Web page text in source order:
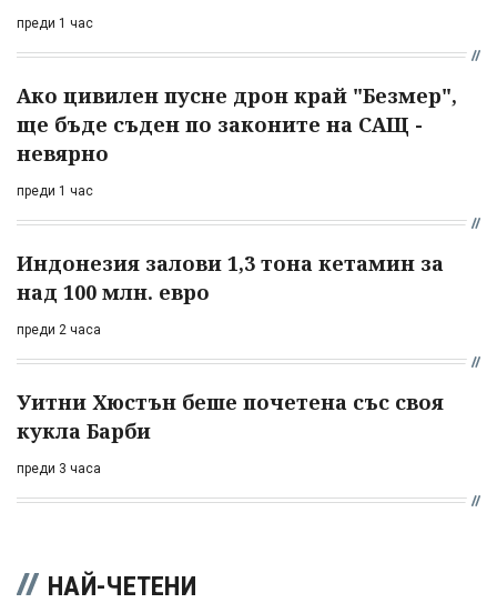
преди 1 час
Ако цивилен пусне дрон край "Безмер",
ще бъде съден по законите на САЩ -
невярно
преди 1 час
Индонезия залови 1,3 тона кетамин за
над 100 млн. евро
преди 2 часа
Уитни Хюстън беше почетена със своя
кукла Барби
преди 3 часа
НАЙ-ЧЕТЕНИ